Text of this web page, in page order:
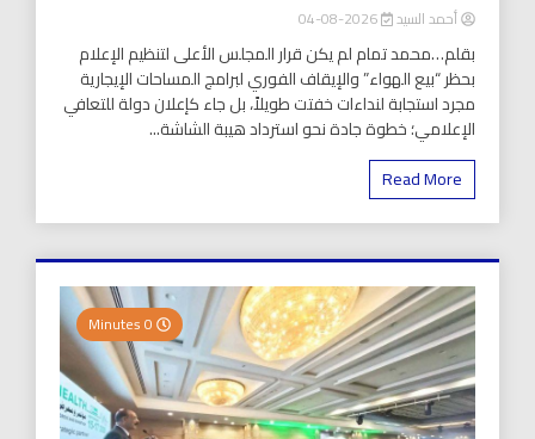
أحمد السيد 2026-08-04
بقلم…محمد تمام لم يكن قرار المجلس الأعلى لتنظيم الإعلام
بحظر “بيع الهواء” والإيقاف الفوري لبرامج المساحات الإيجارية
مجرد استجابة لنداءات خفتت طويلاً، بل جاء كإعلان دولة للتعافي
الإعلامي؛ خطوة جادة نحو استرداد هيبة الشاشة...
Read More